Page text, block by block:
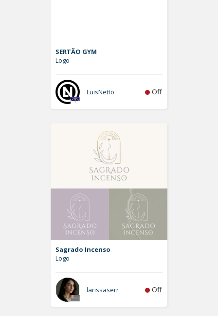
SERTÃO GYM
Logo
LuisNetto Off
Sagrado Incenso
Logo
larissaserr Off